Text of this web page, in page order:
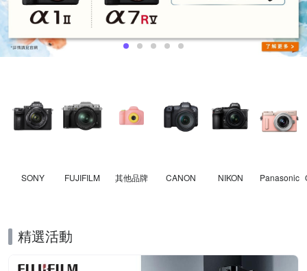
SONY FUJIFILM 其他品牌 CANON NIKON Panasonic
精選活動